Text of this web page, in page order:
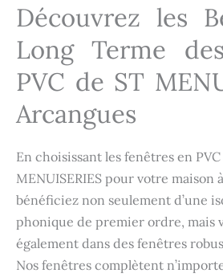
Découvrez les
Long Terme
PVC de ST
Arcangues
En choisissant les fenêtres en PVC
MENUISERIES pour votre maison
bénéficiez non seulement d’une
phonique de premier ordre, mais
également dans des fenêtres
Nos fenêtres complètent